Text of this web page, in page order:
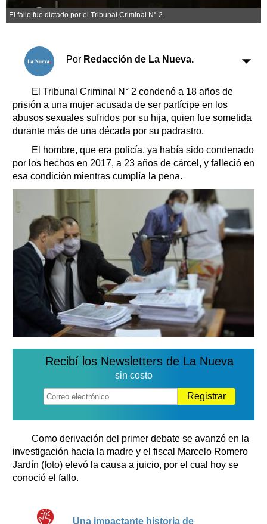
Fúnebres
Horóscopo
Suplementos
Servicios
Farmacias
Transportes
Loterías
Datos Útiles
Fúnebres
Edictos
Teléfonos de urgencia
El fallo fue dictado por el Tribunal Criminal N° 2.
Por Redacción de La Nueva.
El Tribunal Criminal N° 2 condenó a 18 años de
prisión a una mujer acusada de ser partícipe en los
abusos sexuales sufridos por su hija, quien fue sometida
durante más de una década por su padrastro.
El hombre, que era policía, ya había sido condenado
por los hechos en 2017, a 23 años de cárcel, y falleció en
esa condición mientras cumplía la pena.
Recibí los Newsletters de La Nueva
sin costo
Registrar
Como derivación del primer debate se avanzó en la
investigación hacia la madre y el fiscal Marcelo Romero
Jardín (foto) elevó la causa a juicio, por el cual hoy se
conoció el fallo.
Una impactante historia de